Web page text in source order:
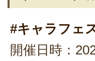
#キャラフェ
開催日時：